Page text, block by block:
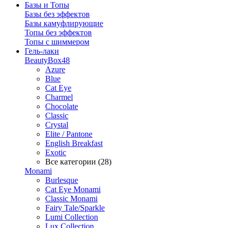
Базы и Топы
Базы без эффектов
Базы камуфлирующие
Топы без эффектов
Топы с шиммером
Гель-лаки
BeautyBox48
Azure
Blue
Cat Eye
Charmel
Chocolate
Classic
Crystal
Elite / Pantone
English Breakfast
Exotic
Все категории (28)
Monami
Burlesque
Cat Eye Monami
Classic Monami
Fairy Tale/Sparkle
Lumi Collection
Lux Collection